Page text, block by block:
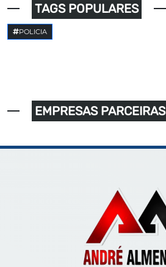
TAGS POPULARES
POLICIA
EMPRESAS PARCEIRAS